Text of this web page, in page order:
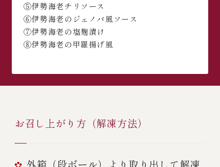
⑤伊勢海老チリソース
⑥伊勢海老のジェノバ風ソース
⑦伊勢海老の塩麹漬け
⑧伊勢海老の甲羅揚げ風
お召し上がり方（解凍方法）